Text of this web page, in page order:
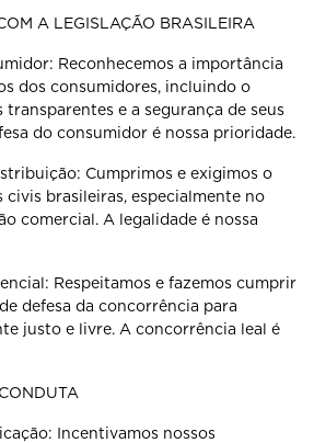
A LEGISLAÇÃO BRASILEIRA
Reconhecemos a importância
dos consumidores, incluindo o
transparentes e a segurança de seus
do consumidor é nossa prioridade.
Cumprimos e exigimos o
civis brasileiras, especialmente no
comercial. A legalidade é nossa
Respeitamos e fazemos cumprir
defesa da concorrência para
justo e livre. A concorrência leal é
Incentivamos nossos